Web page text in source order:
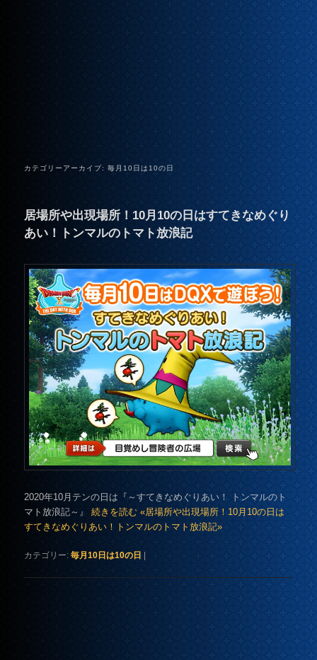
カテゴリーアーカイブ:毎月10日は10の日
居場所や出現場所！10月10の日はすてきなめぐり
あい！トンマルのトマト放浪記
2020年10月テンの日は『～すてきなめぐりあい！ トンマルのト
マト放浪記～』続きを読む «居場所や出現場所！10月10の日は
すてきなめぐりあい！トンマルのトマト放浪記»
カテゴリー: 毎月10日は10の日